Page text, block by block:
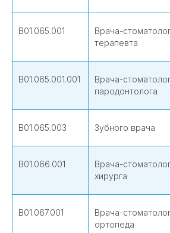
В01.065.001
Врача-
терапевта
В01.065.001.001
Врача-
пародонтолога
В01.065.003 Зубного врача
В01.066.001
Врача-
хирурга
В01.067.001
Врача-
ортопеда